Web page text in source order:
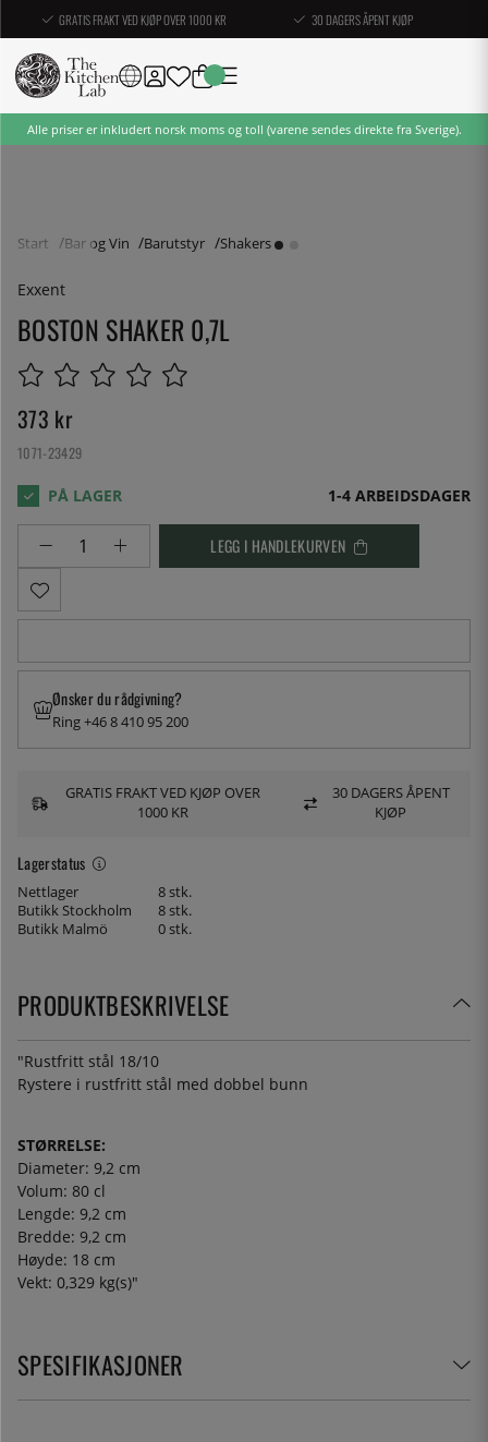
GRATIS FRAKT VED KJØP OVER 1000 KR 30 DAGERS ÅPENT KJØP
Alle priser er inkludert norsk moms og toll (varene sendes direkte fra Sverige).
Start Bar og Vin Barutstyr Shakers
Exxent
BOSTON SHAKER 0,7L
373 kr
1071-23429
1-4 ARBEIDSDAGER
LEGG I HANDLEKURVEN
Lagerstatus
Nettlager
8 stk.
Butikk Stockholm
8 stk.
Butikk Malmö
0 stk.
Ønsker du rådgivning?
Ring +46 8 410 95 200
GRATIS FRAKT VED KJØP OVER
1000 KR
30 DAGERS ÅPENT
KJØP
PRODUKTBESKRIVELSE
"Rustfritt stål 18/10
Rystere i rustfritt stål med dobbel bunn
STØRRELSE:
Diameter: 9,2 cm
Volum: 80 cl
Lengde: 9,2 cm
Bredde: 9,2 cm
Høyde: 18 cm
Vekt: 0,329 kg(s)"
SPESIFIKASJONER